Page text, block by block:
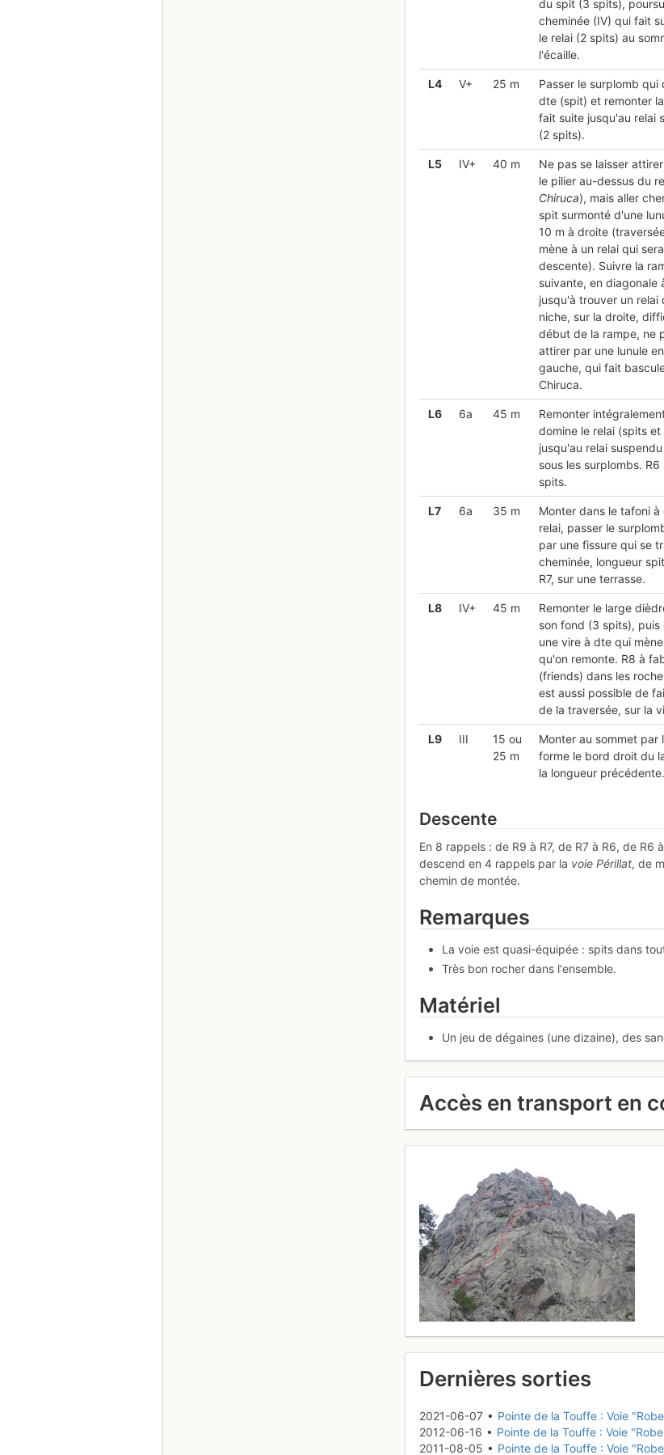
du spit (3 spits),
cheminée (IV) qui fait
le relai (2 spits) au
l'écaille.
L4 V+ 25 m
Passer le surplomb qui
dte (spit) et remonter
fait suite jusqu'au relai
(2 spits).
L5 IV+ 40 m
Ne pas se laisser
le pilier au-dessus du
Chiruca), mais aller
spit surmonté d'une
10 m à droite
mène à un relai qui
descente). Suivre la
suivante, en diagonale
jusqu'à trouver un relai
niche, sur la droite,
début de la rampe, ne
attirer par une lunule
gauche, qui fait
Chiruca.
L6 6a 45 m
Remonter
domine le relai (spits et
jusqu'au relai
sous les surplombs. R6
spits.
L7 6a 35 m
Monter dans le tafoni à
relai, passer le
par une fissure qui se
cheminée, longueur
R7, sur une terrasse.
L8 IV+ 45 m
Remonter le large
son fond (3 spits), puis
une vire à dte qui
qu'on remonte. R8 à
(friends) dans les
est aussi possible de
de la traversée, sur la
L9 III
15 ou
25 m
Monter au sommet par
forme le bord droit du
la longueur
Descente
En 8 rappels : de R9 à R7, de R7 à R6, de
descend en 4 rappels par la voie Périllat, de
chemin de montée.
Remarques
La voie est quasi-équipée : spits dans
Très bon rocher dans l'ensemble.
Matériel
Un jeu de dégaines (une dizaine), des
Accès en transport en
Dernières sorties
2021-06-07 • Pointe de la Touffe : Voie
2012-06-16 • Pointe de la Touffe : Voie
2011-08-05 • Pointe de la Touffe : Voie